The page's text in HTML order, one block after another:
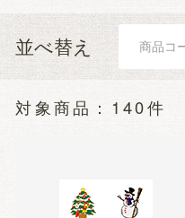
並べ替え
140件